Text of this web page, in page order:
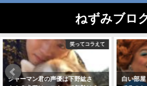
ねずみブロ
ザ・ノンフィクション
白い部屋 かんたの今現在は死亡し
ヤママ